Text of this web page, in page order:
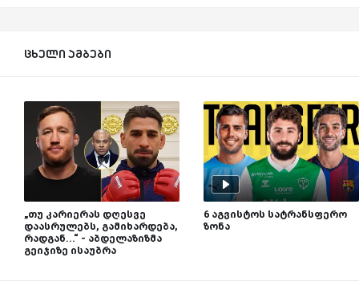
ცხელი ამბები
„თუ კარიერას დღესვე
დაასრულებს, გამიხარდება,
რადგან...“ - აბდელაზიზმა
გეიჯიზე ისაუბრა
6 აგვისტოს სატრანსფერო
ზონა